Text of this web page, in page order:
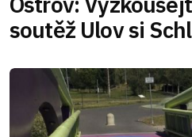
soutěž Ulov si